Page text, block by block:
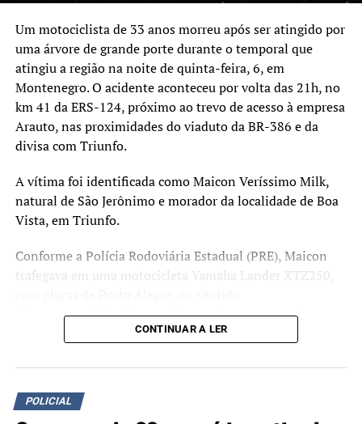
Um motociclista de 33 anos morreu após ser atingido por
uma árvore de grande porte durante o temporal que
atingiu a região na noite de quinta-feira, 6, em
Montenegro. O acidente aconteceu por volta das 21h, no
km 41 da ERS-124, próximo ao trevo de acesso à empresa
Arauto, nas proximidades do viaduto da BR-386 e da
divisa com Triunfo.
A vítima foi identificada como Maicon Veríssimo Milk,
natural de São Jerônimo e morador da localidade de Boa
Vista, em Triunfo.
Conforme a Polícia Rodoviária Estadual (PRE), Maicon
trafegava em uma motocicleta Yamaha Lander XTZ250,
Montenegro/Triunfo, quando uma árvore, que seria um
eucalipto de grande porte, caiu sobre a pista e atingiu o
temporal.
Equipes do Corpo de Bombeiros Militar atenderam a
CONTINUAR A LER
POLICIAL